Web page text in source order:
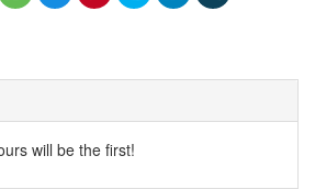
will be the first!